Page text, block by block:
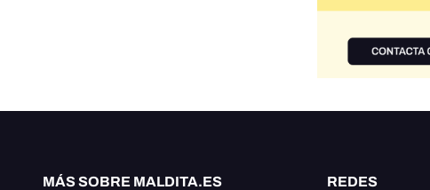
MÁS SOBRE MALDITA.ES REDES